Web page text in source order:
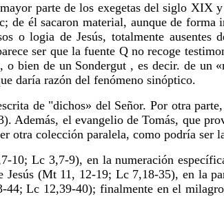
parte de los exegetas del siglo XIX
él sacaron material, aunque de forma
o logia de Jesús, totalmente ausentes
ser que la fuente Q no recoge
bien de un Sondergut , es decir. de un
daría razón del fenómeno sinóptico.
de "dichos» del Señor. Por otra
Además, el evangelio de Tomás, que
otra colección paralela, como podría ser
10; Lc 3,7-9), en la numeración
(Mt 11, 12-19; Lc 7,18-35), en la
Lc 12,39-40); finalmente en el